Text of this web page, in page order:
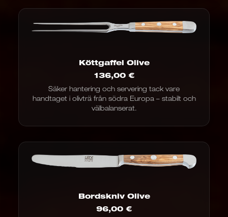
Köttgaffel Olive
136,00 €
Säker hantering och servering tack vare
handtaget i olivträ från södra Europa – stabilt och
välbalanserat.
Bordskniv Olive
96,00 €